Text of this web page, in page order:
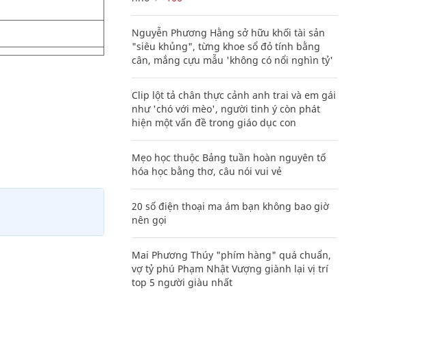
Nguyễn Phương Hằng sở hữu khối tài sản
"siêu khủng", từng khoe sổ đỏ tính bằng
cân, mắng cựu mẫu 'không có nổi nghìn tỷ'
Clip lột tả chân thực cảnh anh trai và em gái
như 'chó với mèo', người tinh ý còn phát
hiện một vấn đề trong giáo dục con
Mẹo học thuộc Bảng tuần hoàn nguyên tố
hóa học bằng thơ, câu nói vui vẻ
20 số điện thoại ma ám bạn không bao giờ
nên gọi
Mai Phương Thúy "phím hàng" quá chuẩn,
vợ tỷ phú Phạm Nhật Vượng giành lại vị trí
top 5 người giàu nhất